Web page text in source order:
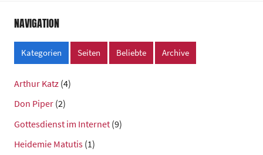
NAVIGATION
Kategorien Seiten Beliebte Archive
Arthur Katz (4)
Don Piper (2)
Gottesdienst im Internet (9)
Heidemie Matutis (1)